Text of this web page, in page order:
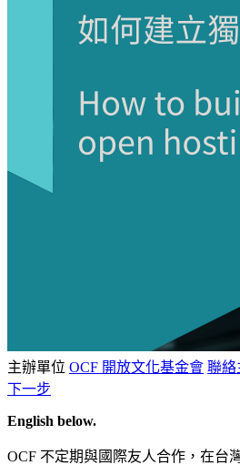
主辦單位 OCF 開放文化基金會 聯絡
下一步
English below.
OCF 不定期與國際友人合作，在台